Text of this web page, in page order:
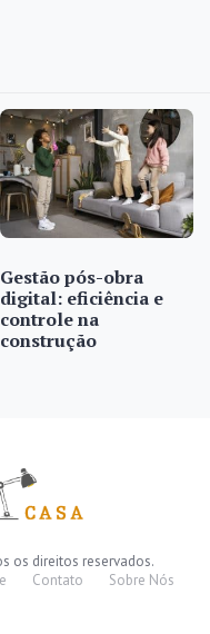
Gestão pós-obra
digital: eficiência e
controle na
construção
os direitos reservados.
Contato Sobre Nós